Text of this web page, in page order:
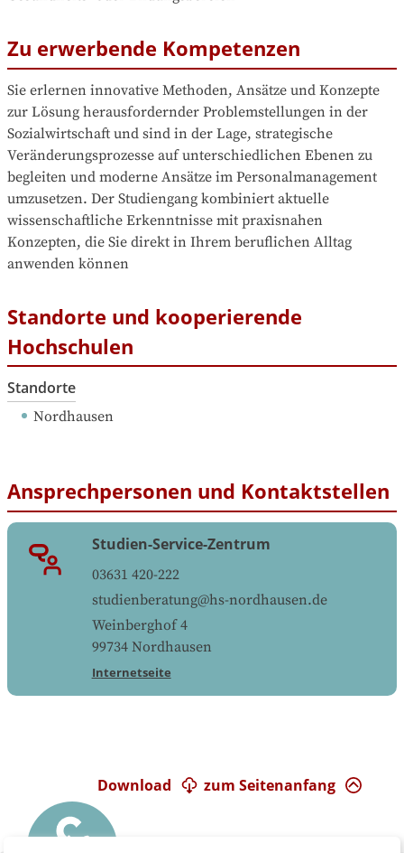
Zu erwerbende Kompetenzen
Sie erlernen innovative Methoden, Ansätze und Konzepte
zur Lösung herausfordernder Problemstellungen in der
Sozialwirtschaft und sind in der Lage, strategische
Veränderungsprozesse auf unterschiedlichen Ebenen zu
begleiten und moderne Ansätze im Personalmanagement
umzusetzen. Der Studiengang kombiniert aktuelle
wissenschaftliche Erkenntnisse mit praxisnahen
Konzepten, die Sie direkt in Ihrem beruflichen Alltag
anwenden können
Standorte und kooperierende
Hochschulen
Standorte
Nordhausen
Ansprechpersonen und Kontaktstellen
Studien-Service-Zentrum
03631 420-222
studienberatung@hs-nordhausen.de
Weinberghof 4
99734 Nordhausen
Internetseite
zum Seitenanfang
Download